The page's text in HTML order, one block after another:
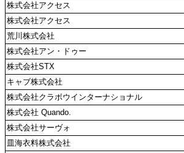
株式会社アクセス
株式会社アクセス
荒川株式会社
株式会社アン・ドゥー
株式会社STX
キャブ株式会社
株式会社クラボウインターナショナル
株式会社 Quando.
株式会社サーヴォ
皿海衣料株式会社